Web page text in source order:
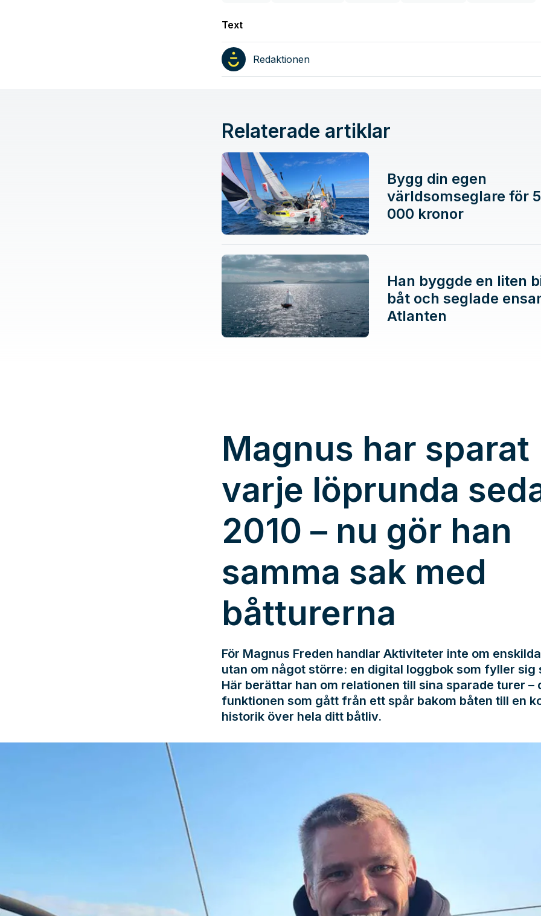
Text
Redaktionen
Relaterade artiklar
Bygg din egen
världsomseglare för
000 kronor
Han byggde en liten
båt och seglade
Atlanten
Magnus har sparat
varje löprunda
2010 – nu gör han
samma sak med
båtturerna
För Magnus Freden handlar Aktiviteter inte om
utan om något större: en digital loggbok som fyller sig
Här berättar han om relationen till sina sparade turer –
funktionen som gått från ett spår bakom båten till en
historik över hela ditt båtliv.